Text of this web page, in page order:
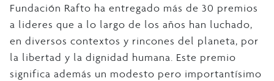
Fundación Rafto ha entregado más de 30 premios
a lideres que a lo largo de los años han luchado,
en diversos contextos y rincones del planeta, por
la libertad y la dignidad humana. Este premio
significa además un modesto pero importantísimo